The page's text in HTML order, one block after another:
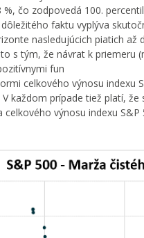
%, čo zodpovedá 100.
faktu vyplýva
nasledujúcich piatich až
s tým, že návrat k
fun
celkového výnosu indexu
V každom prípade tiež platí,
celkového výnosu indexu